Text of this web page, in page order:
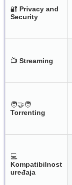
🔐 Privacy and
Security
📺 Streaming
🧑‍🤝‍🧑
Torrenting
💻
Kompatibilnost
uređaja